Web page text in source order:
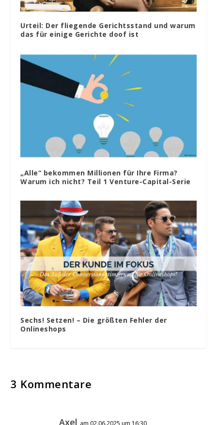
Urteil: Der fliegende Gerichtsstand und warum
das für einige Gerichte doof ist
„Alle“ bekommen Millionen für Ihre Firma?
Warum ich nicht? Teil 1 Venture-Capital-Serie
Sechs! Setzen! – Die größten Fehler der
Onlineshops
3 Kommentare
Axel am 02.06.2025 um 16:30